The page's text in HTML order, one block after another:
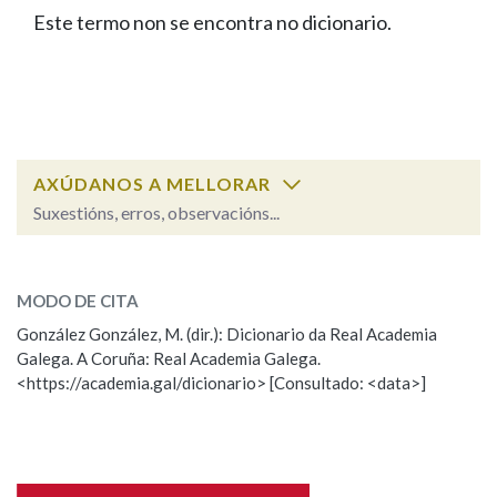
FIGURAS HOMENAXEADAS
PORTAL DAS PALABRAS
Facebook
TwitterYoutubeInstagram
Bluesky
BUSCAR NOS LEMAS
Remata por
BUSCAR NO CONTIDO
Nas definicións
Este termo non se encontra no dicionario.
AXÚDANOS A MELLORAR
Suxestións, erros, observacións...
Observación
Nome
MODO DE CITA
González González, M. (dir.): Dicionario da Real Academia
Galega. A Coruña: Real Academia Galega.
<https://academia.gal/dicionario> [Consultado: <data>]